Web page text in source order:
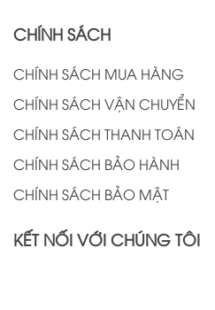
CHÍNH SÁCH
CHÍNH SÁCH MUA HÀNG
CHÍNH SÁCH VẬN CHUYỂN
CHÍNH SÁCH THANH TOÁN
CHÍNH SÁCH BẢO HÀNH
CHÍNH SÁCH BẢO MẬT
KẾT NỐI VỚI CHÚNG TÔI